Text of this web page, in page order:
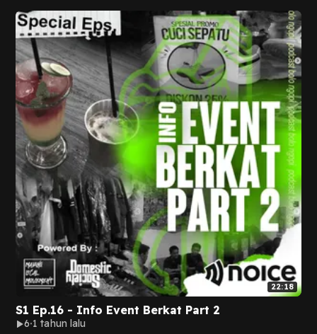
22:18
S1 Ep.16 - Info Event Berkat Part 2
6 1 tahun lalu